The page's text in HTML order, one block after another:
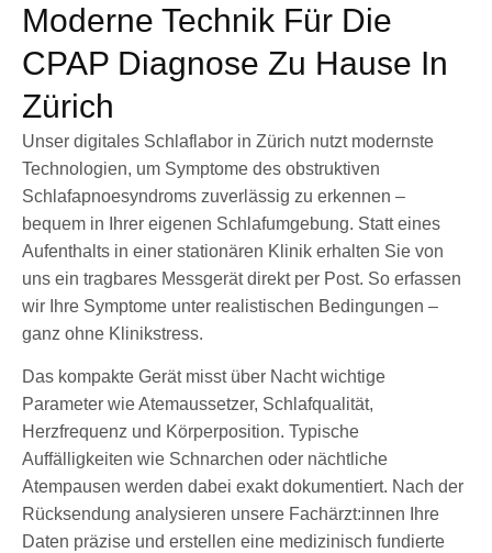
Moderne Technik Für Die
CPAP Diagnose Zu Hause In
Zürich
Unser digitales Schlaflabor in Zürich nutzt modernste
Technologien, um Symptome des obstruktiven
Schlafapnoesyndroms zuverlässig zu erkennen –
bequem in Ihrer eigenen Schlafumgebung. Statt eines
Aufenthalts in einer stationären Klinik erhalten Sie von
uns ein tragbares Messgerät direkt per Post. So erfassen
wir Ihre Symptome unter realistischen Bedingungen –
ganz ohne Klinikstress.
Das kompakte Gerät misst über Nacht wichtige
Parameter wie Atemaussetzer, Schlafqualität,
Herzfrequenz und Körperposition. Typische
Auffälligkeiten wie Schnarchen oder nächtliche
Atempausen werden dabei exakt dokumentiert. Nach der
Rücksendung analysieren unsere Fachärzt:innen Ihre
Daten präzise und erstellen eine medizinisch fundierte